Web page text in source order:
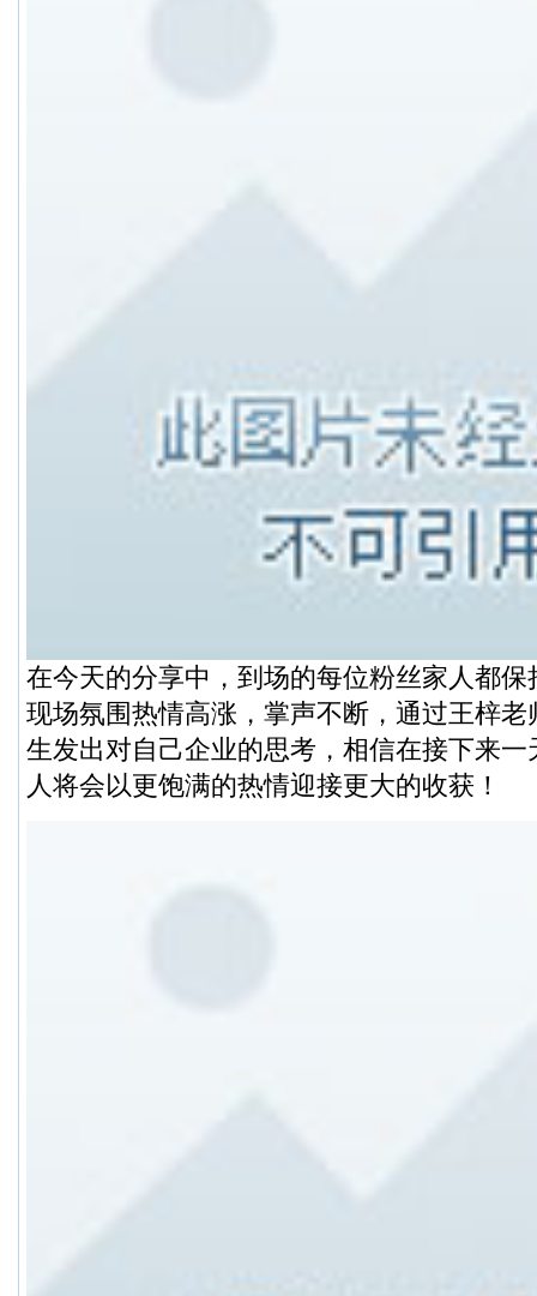
在今天的分享中，到场的每位粉丝家人都
现场氛围热情高涨，掌声不断，通过王梓
生发出对自己企业的思考，相信在接下来
人将会以更饱满的热情迎接更大的收获！